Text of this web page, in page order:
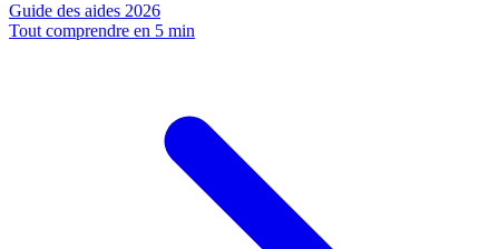
Guide des aides 2026
Tout comprendre en 5 min